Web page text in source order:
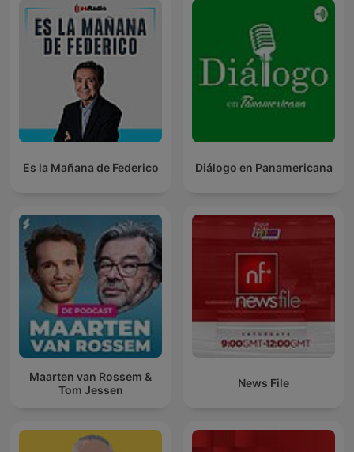
Es la Mañana de Federico Diálogo en Panamericana
Maarten van Rossem &
Tom Jessen
News File